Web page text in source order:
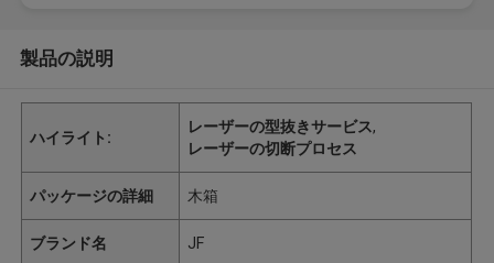
製品の説明
ハイライト:
レーザーの型抜きサービス,
レーザーの切断プロセス
パッケージの詳細 木箱
ブランド名 JF